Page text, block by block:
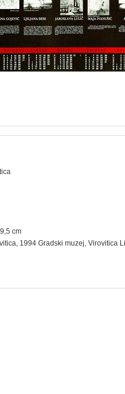
cm
1994 Gradski muzej, Virovitica